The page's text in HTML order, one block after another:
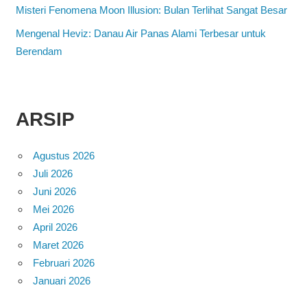
Misteri Fenomena Moon Illusion: Bulan Terlihat Sangat Besar
Mengenal Heviz: Danau Air Panas Alami Terbesar untuk
Berendam
ARSIP
Agustus 2026
Juli 2026
Juni 2026
Mei 2026
April 2026
Maret 2026
Februari 2026
Januari 2026